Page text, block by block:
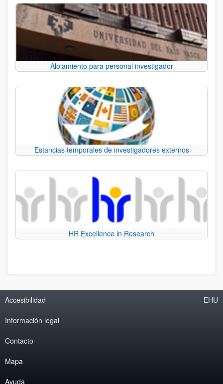
Alojamiento para personal investigador
Estancias temporales de investigadores externos
HR Excellence in Research
Accesibilidad
Información legal
Contacto
Mapa
Ayuda
EHU